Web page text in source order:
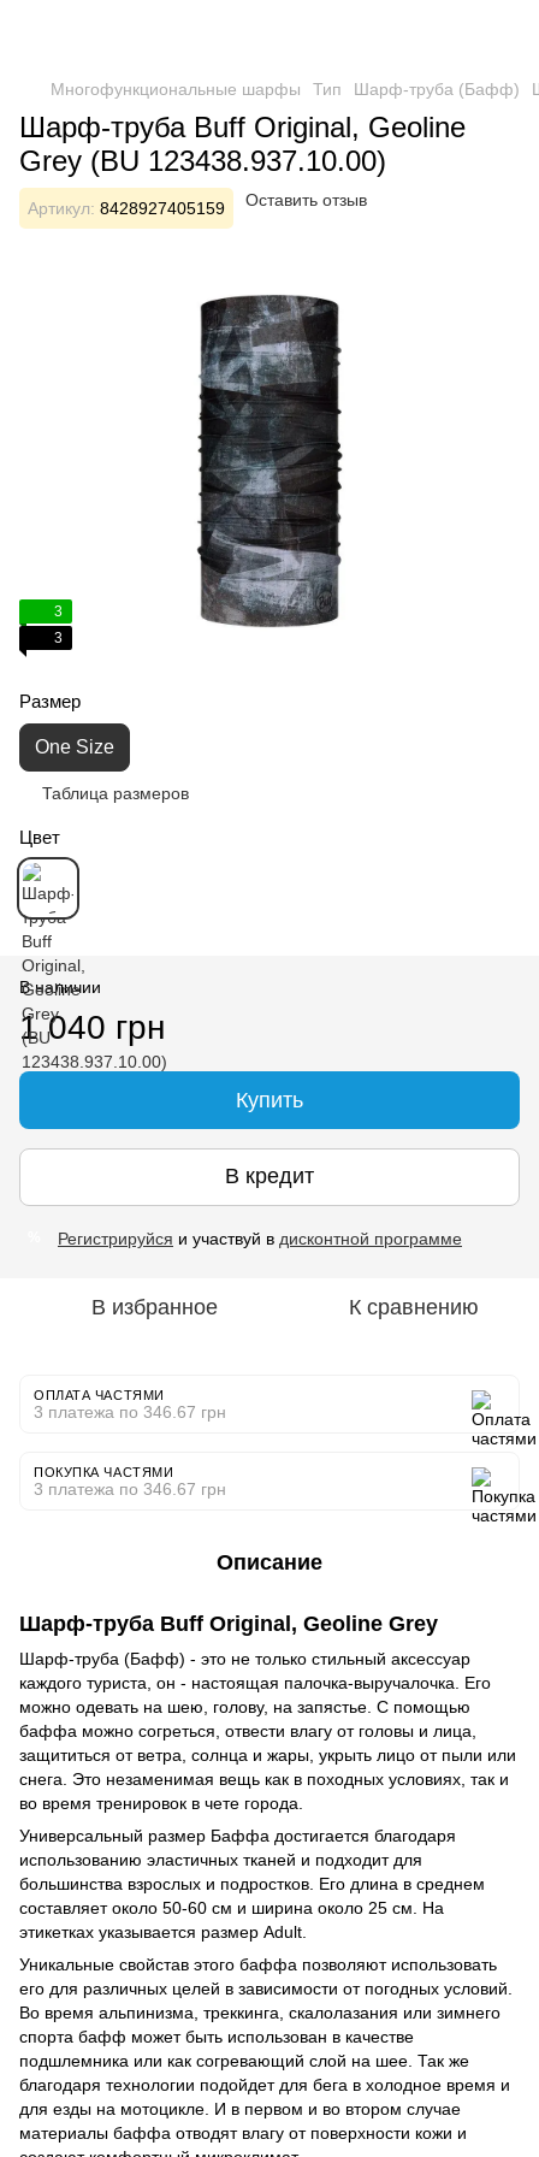
Многофункциональные шарфы Тип Шарф-труба (Бафф)
Шарф-труба Buff Original, Geoline
Grey (BU 123438.937.10.00)
Артикул: 8428927405159 Оставить отзыв
3
3
Размер
One Size
Таблица размеров
Цвет
В наличии
1 040 грн
Купить
В кредит
Регистрируйся и участвуй в дисконтной программе
В избранное К сравнению
ОПЛАТА ЧАСТЯМИ
3 платежа по 346.67 грн
ПОКУПКА ЧАСТЯМИ
3 платежа по 346.67 грн
Описание
Шарф-труба Buff Original, Geoline Grey
Шарф-труба (Бафф) - это не только стильный аксессуар
каждого туриста, он - настоящая палочка-выручалочка. Его
можно одевать на шею, голову, на запястье. С помощью
баффа можно согреться, отвести влагу от головы и лица,
защититься от ветра, солнца и жары, укрыть лицо от пыли или
снега. Это незаменимая вещь как в походных условиях, так и
во время тренировок в чете города.
Универсальный размер Баффа достигается благодаря
использованию эластичных тканей и подходит для
большинства взрослых и подростков. Его длина в среднем
составляет около 50-60 см и ширина около 25 см. На
этикетках указывается размер Adult.
Уникальные свойстав этого баффа позволяют использовать
его для различных целей в зависимости от погодных условий.
Во время альпинизма, треккинга, скалолазания или зимнего
спорта бафф может быть использован в качестве
подшлемника или как согревающий слой на шее. Так же
благодаря технологии подойдет для бега в холодное время и
для езды на мотоцикле. И в первом и во втором случае
материалы баффа отводят влагу от поверхности кожи и